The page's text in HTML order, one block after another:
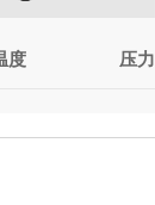
度 压力